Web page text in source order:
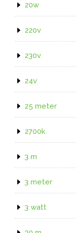
20w
220v
230v
24v
25 meter
2700k
3 m
3 meter
3 watt